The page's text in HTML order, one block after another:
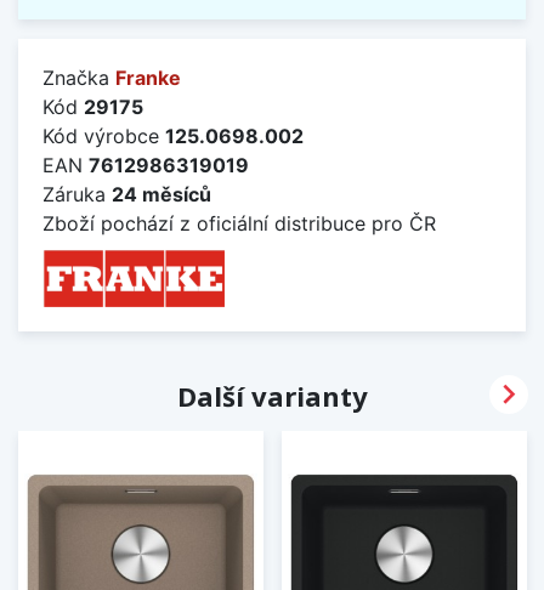
Značka Franke
Kód 29175
Kód výrobce 125.0698.002
EAN 7612986319019
Záruka 24 měsíců
Zboží pochází z oficiální distribuce pro ČR
Další varianty 